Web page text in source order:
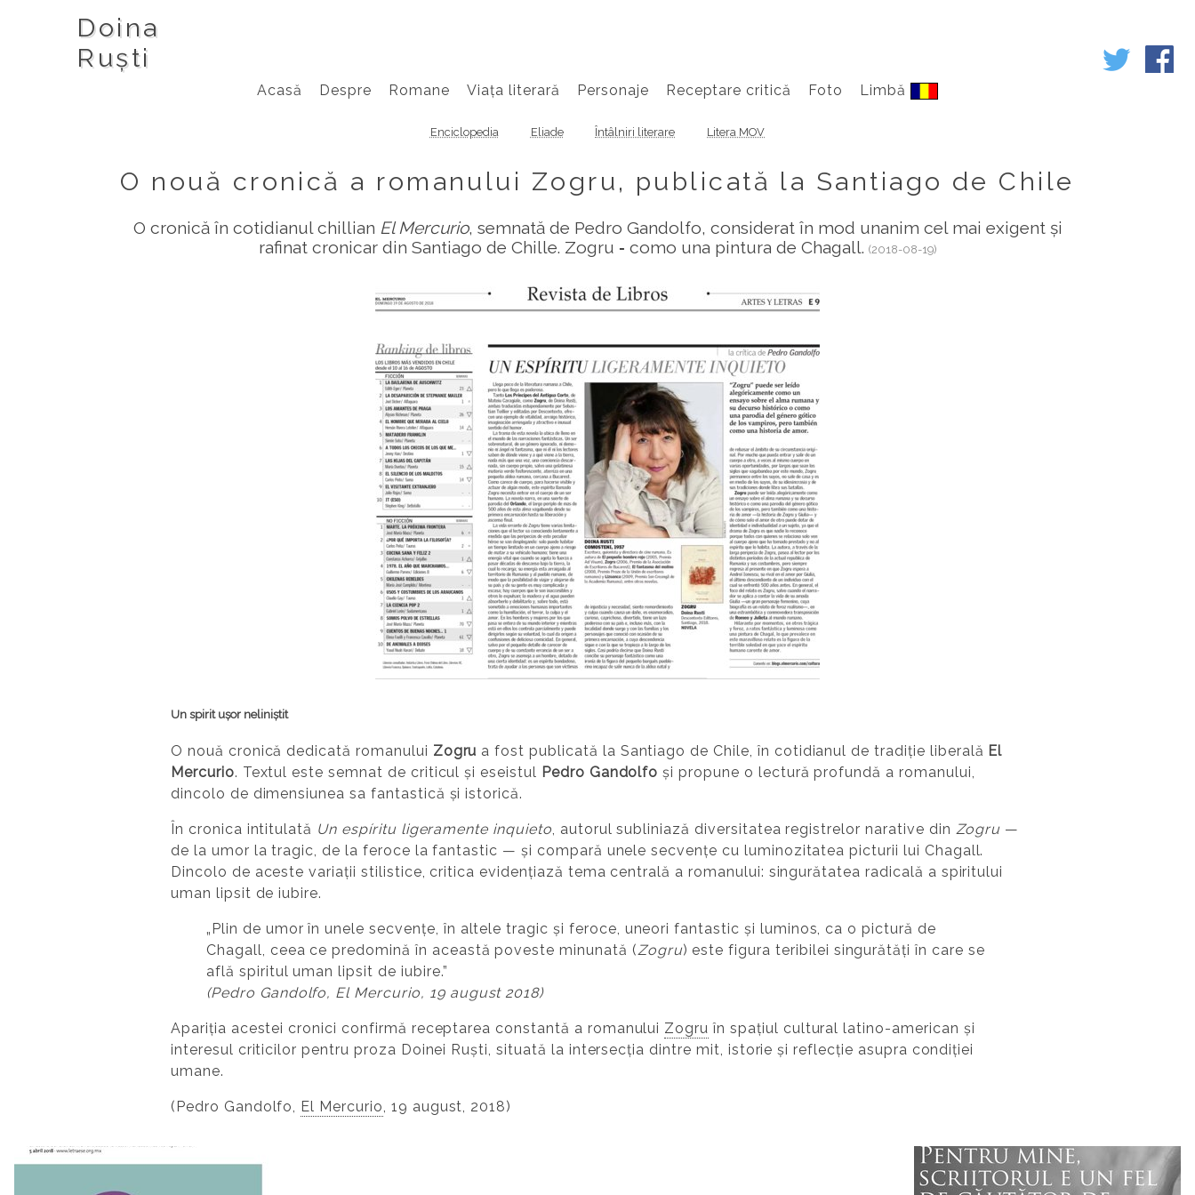
Doina
Ruști
Acasă Despre Romane Viața literară Personaje Receptare critică Foto Limbă
Enciclopedia Eliade Întâlniri literare Litera MOV
O nouă cronică a romanului Zogru, publicată la Santiago de Chile
O cronică în cotidianul chillian El Mercurio, semnată de Pedro Gandolfo, considerat în mod unanim cel mai exigent și
rafinat cronicar din Santiago de Chille. Zogru ‑ como una pintura de Chagall. (2018-08-19)
Un spirit ușor neliniștit
O nouă cronică dedicată romanului Zogru a fost publicată la Santiago de Chile, în cotidianul de tradiție liberală El
Mercurio. Textul este semnat de criticul și eseistul Pedro Gandolfo și propune o lectură profundă a romanului,
dincolo de dimensiunea sa fantastică și istorică.
În cronica intitulată Un espíritu ligeramente inquieto, autorul subliniază diversitatea registrelor narative din Zogru —
de la umor la tragic, de la feroce la fantastic — și compară unele secvențe cu luminozitatea picturii lui Chagall.
Dincolo de aceste variații stilistice, critica evidențiază tema centrală a romanului: singurătatea radicală a spiritului
uman lipsit de iubire.
„Plin de umor în unele secvențe, în altele tragic și feroce, uneori fantastic și luminos, ca o pictură de
Chagall, ceea ce predomină în această poveste minunată (Zogru) este figura teribilei singurătăți în care se
află spiritul uman lipsit de iubire.”
(Pedro Gandolfo, El Mercurio, 19 august 2018)
Apariția acestei cronici confirmă receptarea constantă a romanului Zogru în spațiul cultural latino-american și
interesul criticilor pentru proza Doinei Ruști, situată la intersecția dintre mit, istorie și reflecție asupra condiției
umane.
(Pedro Gandolfo, El Mercurio, 19 august, 2018)